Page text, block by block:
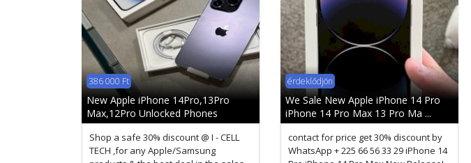
386 000 Ft
New Apple iPhone 14Pro,13Pro
Max,12Pro Unlocked Phones
Shop a safe 30% discount @ I - CELL
TECH ,for any Apple/Samsung
érdeklődjön
We Sale New Apple iPhone 14 Pro
iPhone 14 Pro Max 13 Pro Ma ...
contact for price get 30% discount by
WhatsApp + 225 66 56 33 29 iPhone 14